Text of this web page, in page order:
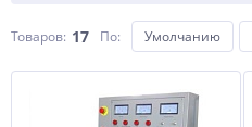
Товаров: 17 По: Умолчанию